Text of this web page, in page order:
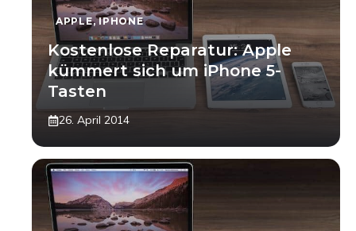
APPLE,IPHONE
Kostenlose Reparatur: Apple
kümmert sich um iPhone 5-
Tasten
26. April 2014